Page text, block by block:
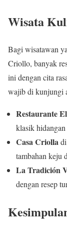
Wisata
Bagi wisatawan
Criollo, banyak
ini dengan cita
wajib di kunjungi
Restaurante
klasik
Casa Criolla
tambahan keju
La Tradición
dengan resep